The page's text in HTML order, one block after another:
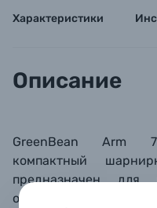
Характеристики
Описание
GreenBean
компактный
предназначен для
оборудования